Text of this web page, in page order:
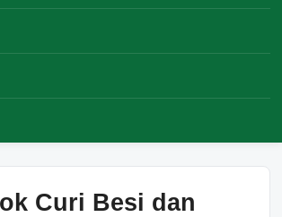
Curi Besi dan